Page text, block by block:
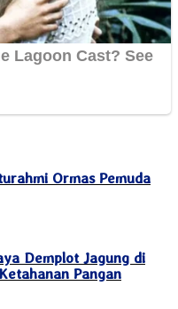
Ormas Pemuda
Demplot Jagung di
Pangan